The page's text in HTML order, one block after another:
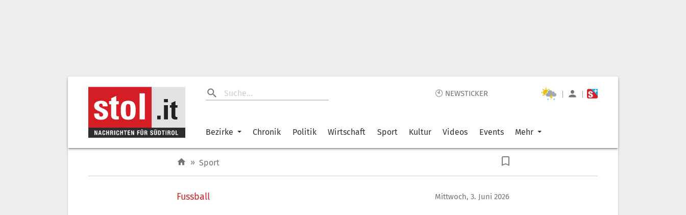
🕙 NEWSTICKER | |
Bezirke Chronik Politik Wirtschaft Sport Kultur Videos Events Mehr
» Sport
Fussball Mittwoch, 3. Juni 2026